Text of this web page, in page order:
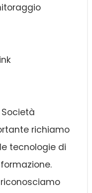
richiamo
tecnologie di